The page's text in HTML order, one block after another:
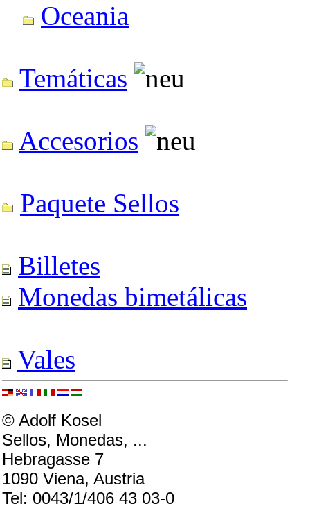
Oceania
Temáticas
Accesorios
Paquete Sellos
Billetes
Monedas bimetálicas
Vales
© Adolf Kosel
Sellos, Monedas, ...
Hebragasse 7
1090 Viena, Austria
Tel: 0043/1/406 43 03-0